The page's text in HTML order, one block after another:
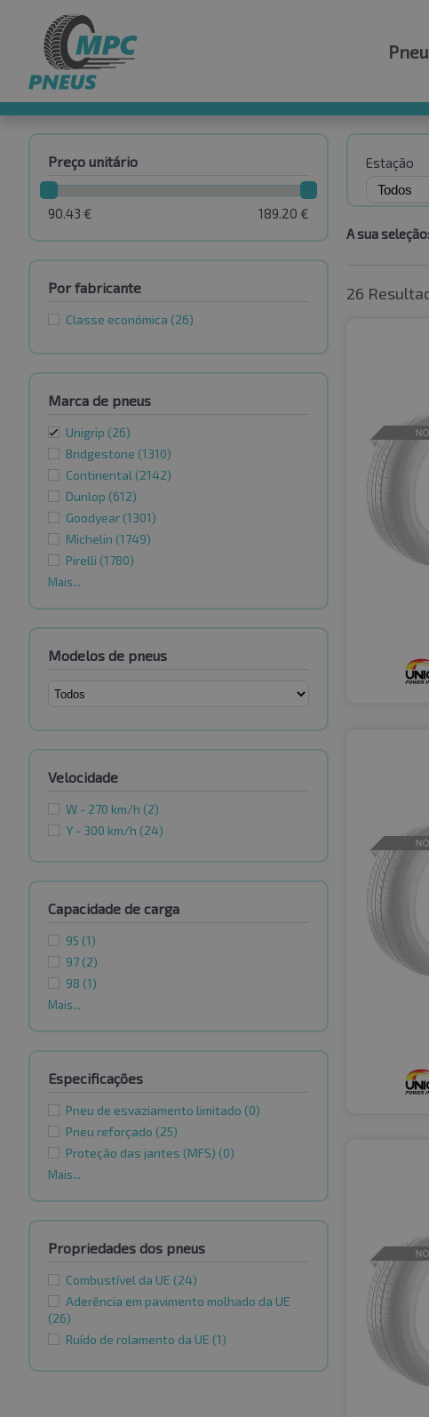
Preço unitário
189.20 €
90.43 €
Por fabricante
Classe económica (26)
Marca de pneus
Unigrip (26)
Bridgestone (1310)
Continental (2142)
Dunlop (612)
Goodyear (1301)
Michelin (1749)
Pirelli (1780)
Mais...
Modelos de pneus
Velocidade
W - 270 km/h (2)
Y - 300 km/h (24)
Capacidade de carga
95 (1)
97 (2)
98 (1)
Mais...
Especificações
Pneu de esvaziamento limitado (0)
Pneu reforçado (25)
Proteção das jantes (MFS) (0)
Mais...
Propriedades dos pneus
Combustível da UE (24)
Aderência em pavimento molhado da UE
(26)
Ruído de rolamento da UE (1)
Estação
A sua seleção:
26